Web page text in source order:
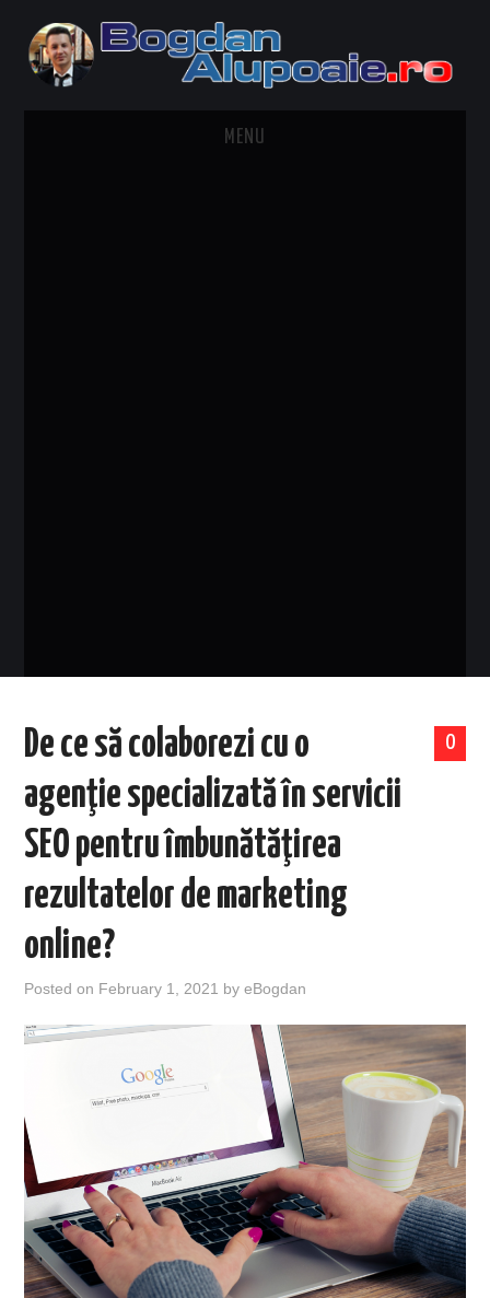
MENU
0
De ce să colaborezi cu o
agenţie specializată în servicii
SEO pentru îmbunătăţirea
rezultatelor de marketing
online?
Posted on February 1, 2021 byeBogdan